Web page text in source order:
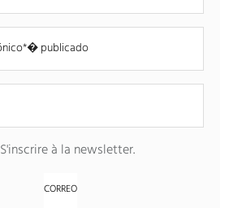
S'inscrire à la newsletter.